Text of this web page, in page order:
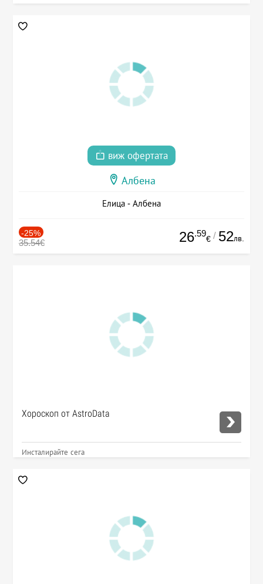
виж офертата
Албена
Елица - Албена
-25%
35.54€ 26.59
€ / 52лв.
Хороскоп от AstroData
Инсталирайте сега